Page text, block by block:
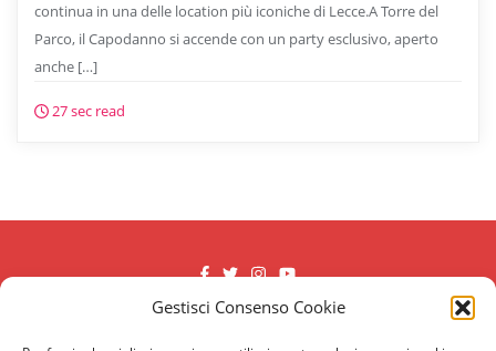
Gestisci Consenso Cookie
continua in una delle location più iconiche di Lecce.A Torre del
Parco, il Capodanno si accende con un party esclusivo, aperto
anche […]
27 sec read
Antica Rudiae
Capodanno a Lecce